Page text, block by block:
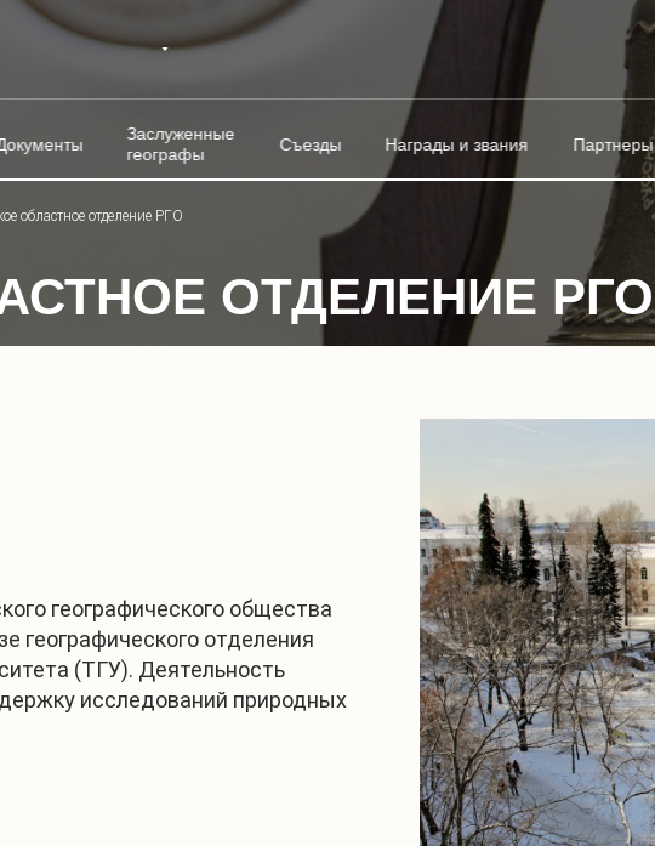
Заслуженные
географы
Съезды Награды и звания Партнеры
областное отделение РГО
ОТДЕЛЕНИЕ РГО
географического общества
географического отделения
(ТГУ). Деятельность
исследований природных